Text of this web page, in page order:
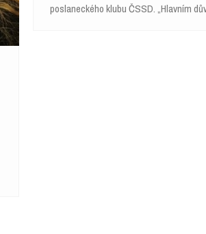
poslaneckého klubu ČSSD. „Hlavním